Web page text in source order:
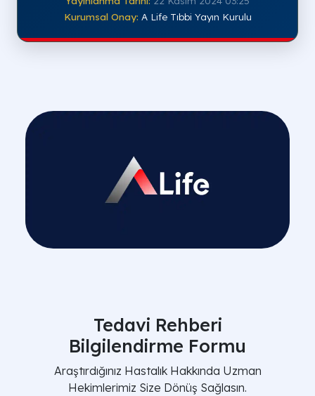
Kurumsal Onay: A Life Tıbbi Yayın Kurulu
Tedavi Rehberi
Bilgilendirme Formu
Araştırdığınız Hastalık Hakkında Uzman
Hekimlerimiz Size Dönüş Sağlasın.